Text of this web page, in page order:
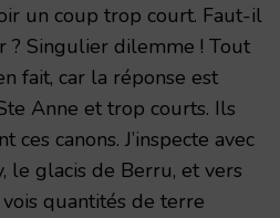
un coup trop court. Faut-il
? Singulier dilemme ! Tout
fait, car la réponse est
Anne et trop courts. Ils
ces canons. J’inspecte avec
le glacis de Berru, et vers
quantités de terre